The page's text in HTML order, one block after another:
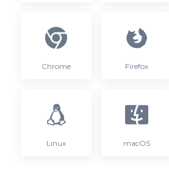
Chrome Firefox
Linux macOS